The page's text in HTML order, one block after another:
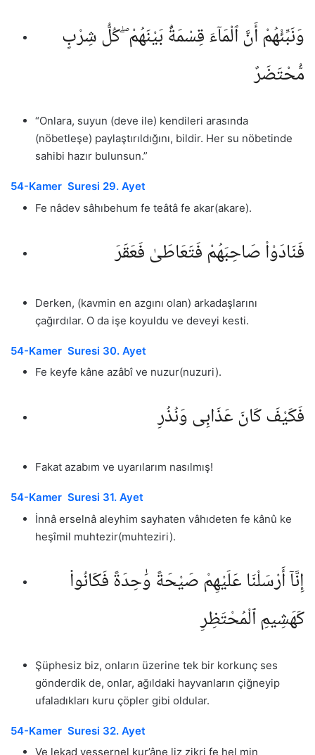
وَنَبِّئْهُمْ أَنَّ ٱلْمَآءَ قِسْمَةٌۢ بَيْنَهُمْ ۖ كُلُّ شِرْبٍ
مُّحْتَضَرٌ
“Onlara, suyun (deve ile) kendileri arasında
(nöbetleşe) paylaştırıldığını, bildir. Her su nöbetinde
sahibi hazır bulunsun.”
54-Kamer Suresi 29. Ayet
Fe nâdev sâhıbehum fe teâtâ fe akar(akare).
فَنَادَوْا۟ صَاحِبَهُمْ فَتَعَاطَىٰ فَعَقَرَ
Derken, (kavmin en azgını olan) arkadaşlarını
çağırdılar. O da işe koyuldu ve deveyi kesti.
54-Kamer Suresi 30. Ayet
Fe keyfe kâne azâbî ve nuzur(nuzuri).
فَكَيْفَ كَانَ عَذَابِى وَنُذُرِ
Fakat azabım ve uyarılarım nasılmış!
54-Kamer Suresi 31. Ayet
İnnâ erselnâ aleyhim sayhaten vâhıdeten fe kânû ke
heşîmil muhtezir(muhteziri).
إِنَّآ أَرْسَلْنَا عَلَيْهِمْ صَيْحَةً وَٰحِدَةً فَكَانُوا۟
كَهَشِيمِ ٱلْمُحْتَظِرِ
Şüphesiz biz, onların üzerine tek bir korkunç ses
gönderdik de, onlar, ağıldaki hayvanların çiğneyip
ufaladıkları kuru çöpler gibi oldular.
54-Kamer Suresi 32. Ayet
Ve lekad yessernel kur’âne liz zikri fe hel min